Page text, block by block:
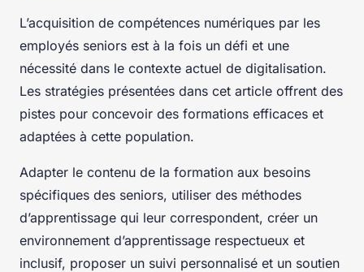
L’acquisition de compétences numériques par les
employés seniors est à la fois un défi et une
nécessité dans le contexte actuel de digitalisation.
Les stratégies présentées dans cet article offrent des
pistes pour concevoir des formations efficaces et
adaptées à cette population.
Adapter le contenu de la formation aux besoins
spécifiques des seniors, utiliser des méthodes
d’apprentissage qui leur correspondent, créer un
environnement d’apprentissage respectueux et
inclusif, proposer un suivi personnalisé et un soutien